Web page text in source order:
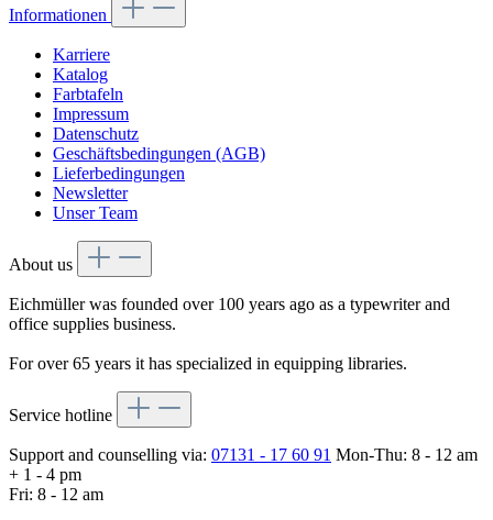
Informationen
Karriere
Katalog
Farbtafeln
Impressum
Datenschutz
Geschäftsbedingungen (AGB)
Lieferbedingungen
Newsletter
Unser Team
About us
Eichmüller was founded over 100 years ago as a typewriter and
office supplies business.
For over 65 years it has specialized in equipping libraries.
Service hotline
Support and counselling via: 07131 - 17 60 91 Mon-Thu: 8 - 12 am
+ 1 - 4 pm
Fri: 8 - 12 am